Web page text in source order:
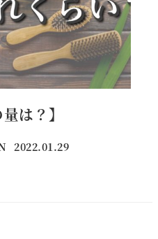
は？】
投稿日
2022.01.29